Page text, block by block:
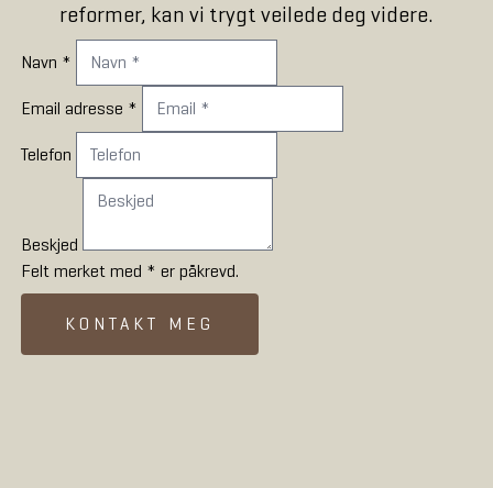
reformer, kan vi trygt veilede deg videre.
Navn *
Email adresse *
Telefon
Beskjed
Felt merket med * er påkrevd.
KONTAKT MEG